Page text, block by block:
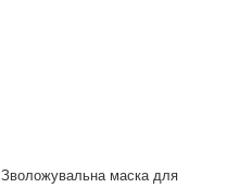
Зволожувальна маска для